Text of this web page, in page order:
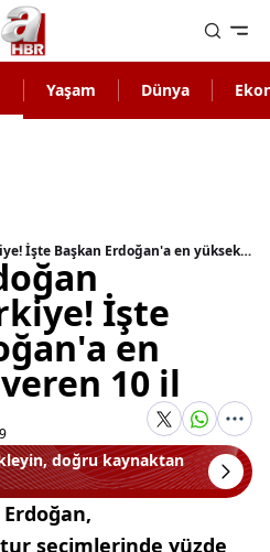
Yaşam Dünya
Kazanan Erdoğan kazanan Türkiye! İşte Başkan Erdoğan'a en yüksek oyu veren 10 il
İşte
en
10 il
doğru kaynaktan
seçimlerinde yüzde